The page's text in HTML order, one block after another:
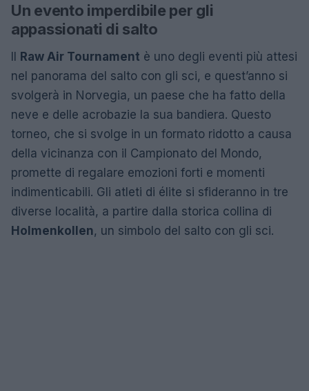
Un evento imperdibile per gli
appassionati di salto
Il Raw Air Tournament è uno degli eventi più attesi
nel panorama del salto con gli sci, e quest’anno si
svolgerà in Norvegia, un paese che ha fatto della
neve e delle acrobazie la sua bandiera. Questo
torneo, che si svolge in un formato ridotto a causa
della vicinanza con il Campionato del Mondo,
promette di regalare emozioni forti e momenti
indimenticabili. Gli atleti di élite si sfideranno in tre
diverse località, a partire dalla storica collina di
Holmenkollen, un simbolo del salto con gli sci.